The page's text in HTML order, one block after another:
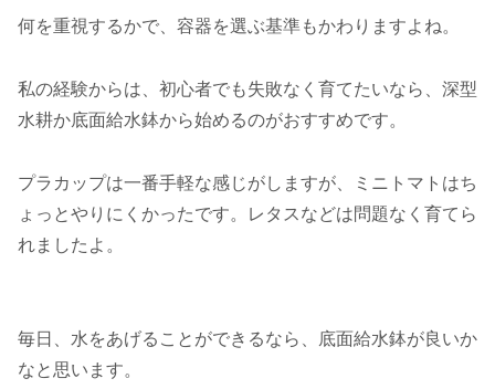
何を重視するかで、容器を選ぶ基準もかわりますよね。
私の経験からは、初心者でも失敗なく育てたいなら、深型
水耕か底面給水鉢から始めるのがおすすめです。
プラカップは一番手軽な感じがしますが、ミニトマトはち
ょっとやりにくかったです。レタスなどは問題なく育てら
れましたよ。
毎日、水をあげることができるなら、底面給水鉢が良いか
なと思います。